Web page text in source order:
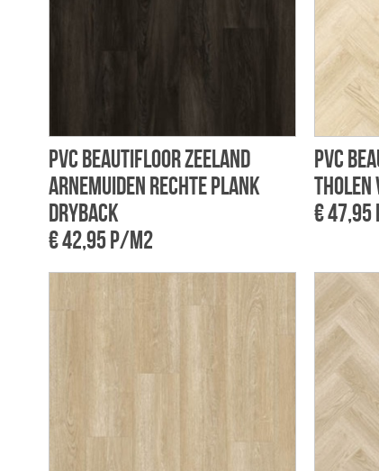
PVC Beautifloor Zeeland
Arnemuiden rechte plank
dryback
€ 42,95 p/m2
PVC
€